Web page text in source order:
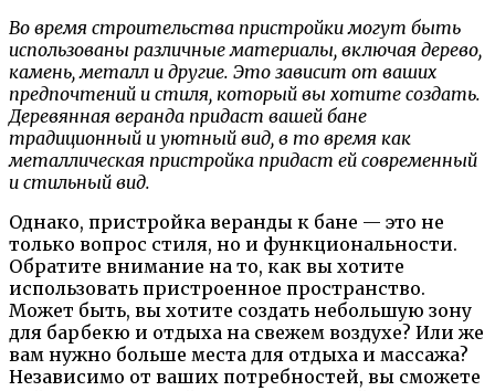
Во время строительства пристройки могут быть
использованы различные материалы, включая дерево,
камень, металл и другие. Это зависит от ваших
предпочтений и стиля, который вы хотите создать.
Деревянная веранда придаст вашей бане
традиционный и уютный вид, в то время как
металлическая пристройка придаст ей современный
и стильный вид.
Однако, пристройка веранды к бане — это не
только вопрос стиля, но и функциональности.
Обратите внимание на то, как вы хотите
использовать пристроенное пространство.
Может быть, вы хотите создать небольшую зону
для барбекю и отдыха на свежем воздухе? Или же
вам нужно больше места для отдыха и массажа?
Независимо от ваших потребностей, вы сможете